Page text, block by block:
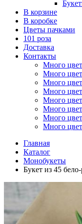
В корзине
В коробке
Цветы пачками
101 роза
Доставка
Контакты
Много
Много
Много
Много
Много
Много
Много
Много
Главная
Каталог
Монобукеты
Букет из 45